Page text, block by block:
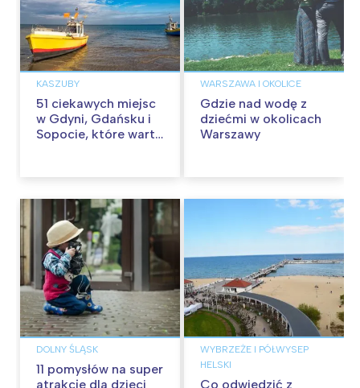
KASZUBY
51 ciekawych miejsc
w Gdyni, Gdańsku i
Sopocie, które warto
WARSZAWA I OKOLICE
Gdzie nad wodę z
dziećmi w okolicach
Warszawy
DOLNY ŚLĄSK
11 pomysłów na super
atrakcje dla dzieci
WYBRZEŻE I PÓŁWYSEP
HELSKI
Co odwiedzić z